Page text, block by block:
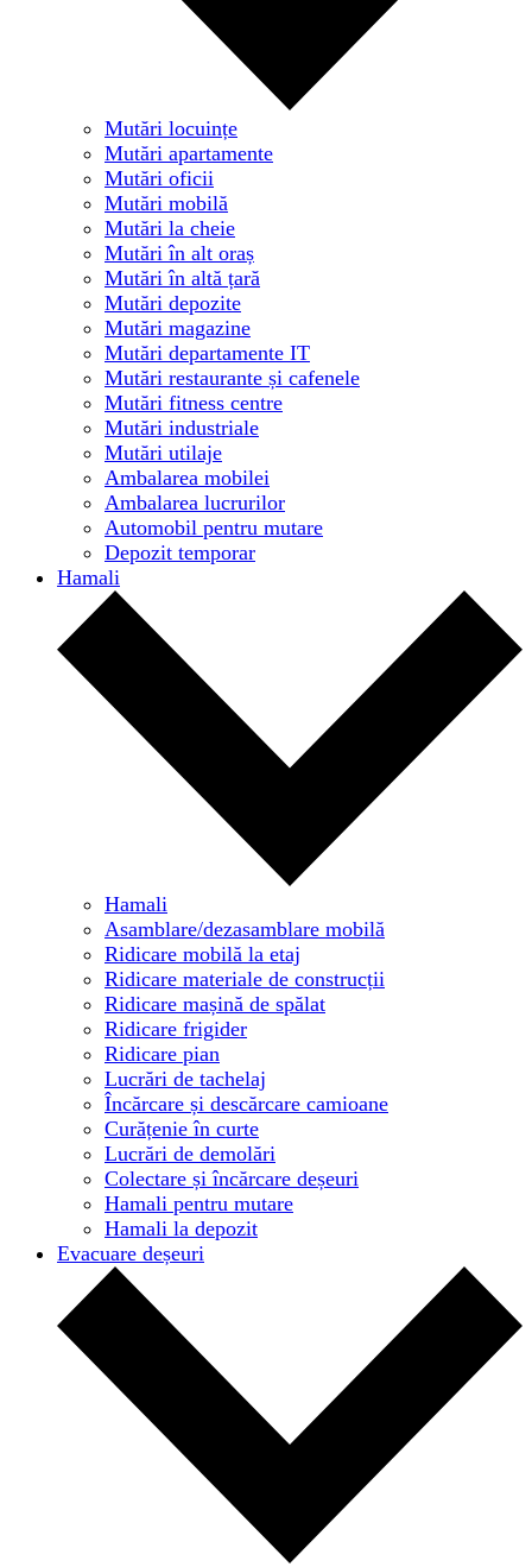
Mutări locuințe
Mutări apartamente
Mutări oficii
Mutări mobilă
Mutări la cheie
Mutări în alt oraș
Mutări în altă țară
Mutări depozite
Mutări magazine
Mutări departamente IT
Mutări restaurante și cafenele
Mutări fitness centre
Mutări industriale
Mutări utilaje
Ambalarea mobilei
Ambalarea lucrurilor
Automobil pentru mutare
Depozit temporar
Hamali
Hamali
Asamblare/dezasamblare mobilă
Ridicare mobilă la etaj
Ridicare materiale de construcții
Ridicare mașină de spălat
Ridicare frigider
Ridicare pian
Lucrări de tachelaj
Încărcare și descărcare camioane
Curățenie în curte
Lucrări de demolări
Colectare și încărcare deșeuri
Hamali pentru mutare
Hamali la depozit
Evacuare deșeuri